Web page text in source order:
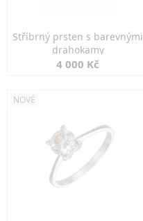
Stříbrný prsten s barevnými
drahokamy
4 000 Kč
NOVÉ